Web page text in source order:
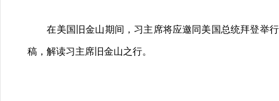
在美国旧金山期间，习主席将应邀同美国总统拜登举行
稿，解读习主席旧金山之行。